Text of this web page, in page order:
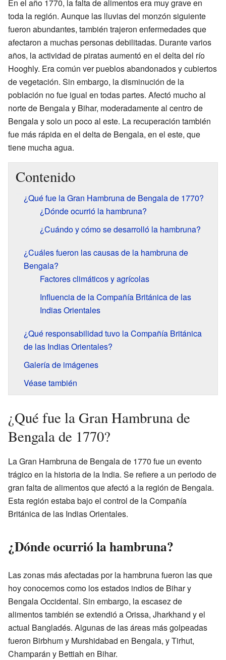
En el año 1770, la falta de alimentos era muy grave en
toda la región. Aunque las lluvias del monzón siguiente
fueron abundantes, también trajeron enfermedades que
afectaron a muchas personas debilitadas. Durante varios
años, la actividad de piratas aumentó en el delta del río
Hooghly. Era común ver pueblos abandonados y cubiertos
de vegetación. Sin embargo, la disminución de la
población no fue igual en todas partes. Afectó mucho al
norte de Bengala y Bihar, moderadamente al centro de
Bengala y solo un poco al este. La recuperación también
fue más rápida en el delta de Bengala, en el este, que
tiene mucha agua.
Contenido
¿Qué fue la Gran Hambruna de Bengala de 1770?
¿Dónde ocurrió la hambruna?
¿Cuándo y cómo se desarrolló la hambruna?
¿Cuáles fueron las causas de la hambruna de
Bengala?
Factores climáticos y agrícolas
Influencia de la Compañía Británica de las
Indias Orientales
¿Qué responsabilidad tuvo la Compañía Británica
de las Indias Orientales?
Galería de imágenes
Véase también
¿Qué fue la Gran Hambruna de
Bengala de 1770?
La Gran Hambruna de Bengala de 1770 fue un evento
trágico en la historia de la India. Se refiere a un periodo de
gran falta de alimentos que afectó a la región de Bengala.
Esta región estaba bajo el control de la Compañía
Británica de las Indias Orientales.
¿Dónde ocurrió la hambruna?
Las zonas más afectadas por la hambruna fueron las que
hoy conocemos como los estados indios de Bihar y
Bengala Occidental. Sin embargo, la escasez de
alimentos también se extendió a Orissa, Jharkhand y el
actual Bangladés. Algunas de las áreas más golpeadas
fueron Birbhum y Murshidabad en Bengala, y Tirhut,
Champarán y Bettiah en Bihar.